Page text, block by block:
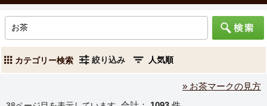
カテゴリー検索 絞り込み
» お茶マークの見方